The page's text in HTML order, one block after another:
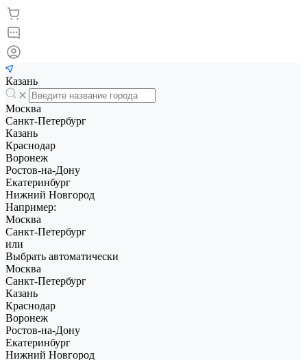
Казань
Москва
Санкт-Петербург
Казань
Краснодар
Воронеж
Ростов-на-Дону
Екатеринбург
Нижний Новгород
Например:
Москва
Санкт-Петербург
или
Выбрать автоматически
Москва
Санкт-Петербург
Казань
Краснодар
Воронеж
Ростов-на-Дону
Екатеринбург
Нижний Новгород